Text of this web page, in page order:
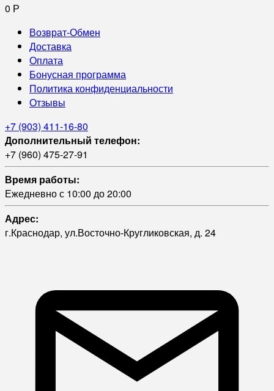
0 Р
Возврат-Обмен
Доставка
Оплата
Бонусная программа
Политика конфиденциальности
Отзывы
+7 (903) 411-16-80
Дополнительный телефон:
+7 (960) 475-27-91
Время работы:
Ежедневно с 10:00 до 20:00
Адрес:
г.Краснодар, ул.Восточно-Кругликовская, д. 24